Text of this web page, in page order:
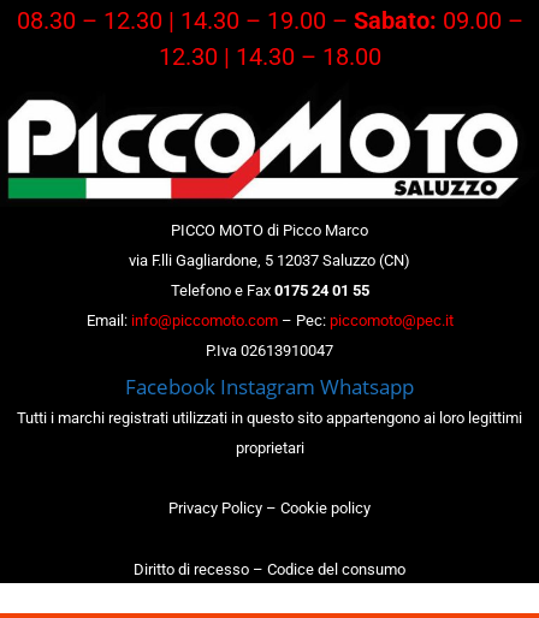
08.30 – 12.30 | 14.30 – 19.00 – Sabato: 09.00 –
12.30 | 14.30 – 18.00
PICCO MOTO di Picco Marco
via F.lli Gagliardone, 5 12037 Saluzzo (CN)
Telefono e Fax 0175 24 01 55
Email: info@piccomoto.com– Pec: piccomoto@pec.it
P.Iva 02613910047
Facebook Instagram Whatsapp
Tutti i marchi registrati utilizzati in questo sito appartengono ai loro legittimi
proprietari
Privacy Policy – Cookie policy
Diritto di recesso – Codice del consumo